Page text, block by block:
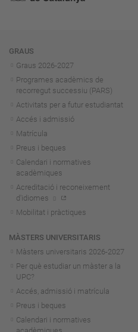
Navegació
GRAUS
Graus 2026-2027
Programes acadèmics de
recorregut successiu (PARS)
Activitats per a futur estudiantat
Accés i admissió
Matrícula
Preus i beques
Calendari i normatives
acadèmiques
Acreditació i reconeixement
d'idiomes
Mobilitat i pràctiques
MÀSTERS UNIVERSITARIS
Màsters universitaris 2026-2027
Per què estudiar un màster a la
UPC?
Accés, admissió i matrícula
Preus i beques
Calendari i normatives